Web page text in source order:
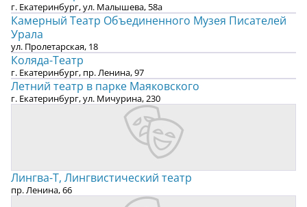
г. Екатеринбург, ул. Малышева, 58а
Камерный Театр Объединенного Музея Писателей
Урала
ул. Пролетарская, 18
Коляда-Театр
г. Екатеринбург, пр. Ленина, 97
Летний театр в парке Маяковского
г. Екатеринбург, ул. Мичурина, 230
Лингва-Т, Лингвистический театр
пр. Ленина, 66